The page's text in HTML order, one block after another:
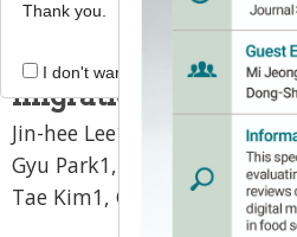
Influence of usage
from camping
migration of
Jin-hee Lee1 Ji-Yeon Kim1,
Gyu Park1, Jae-Ho Lee
Tae Kim1, Gi-Dong Han 2,*
Thank you.
I don't want to open this window